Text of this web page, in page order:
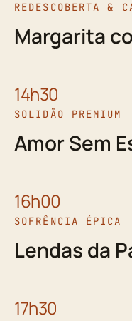
REDESCOBERTA &
Margarita
14h30
SOLIDÃO PREMIUM
Amor Sem
16h00
SOFRÊNCIA ÉPICA
Lendas da
17h30